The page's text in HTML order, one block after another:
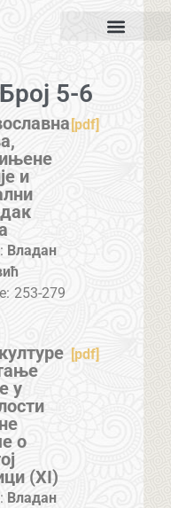
5-6
и
[pdf]
Владан
253-279
у
о
(XI)
[pdf]
Владан